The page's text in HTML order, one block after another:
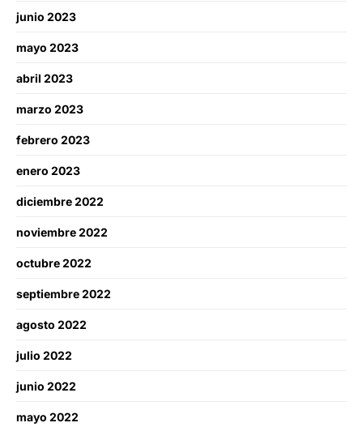
junio 2023
mayo 2023
abril 2023
marzo 2023
febrero 2023
enero 2023
diciembre 2022
noviembre 2022
octubre 2022
septiembre 2022
agosto 2022
julio 2022
junio 2022
mayo 2022